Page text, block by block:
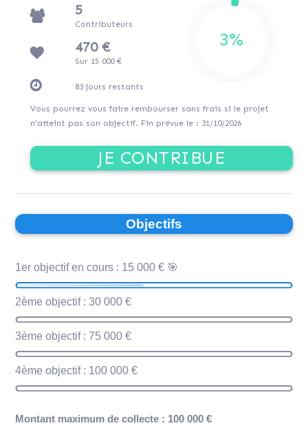
5
Contributeurs
470 €
Sur 15 000 €
83jours restants
Vous pourrez vous faire rembourser sans frais si le projet
n'atteint pas son objectif. Fin prévue le : 31/10/2026
JE CONTRIBUE
Objectifs
1er objectif en cours : 15 000 € 🎯
2ème objectif : 30 000 €
3ème objectif : 75 000 €
4ème objectif : 100 000 €
Montant maximum de collecte : 100 000 €